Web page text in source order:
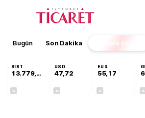
Bugün Son Dakika Finans EKSTRA
BIST
13.779,39
USD
47,72
EUR
55,17